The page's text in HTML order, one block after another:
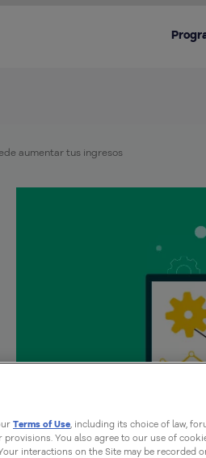
aumentar tus ingresos
Terms of Use, including its choice of law,
provisions. You also agree to our use of
interactions on the Site may be recorded